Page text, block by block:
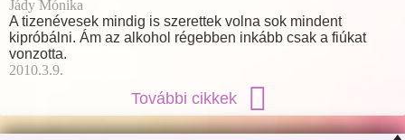
Jády Mónika
A tizenévesek mindig is szerettek volna sok mindent
kipróbálni. Ám az alkohol régebben inkább csak a fiúkat
vonzotta.
2010.3.9.
További cikkek